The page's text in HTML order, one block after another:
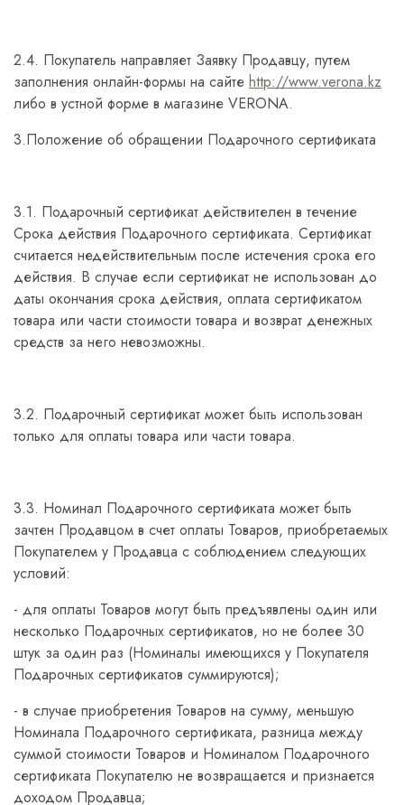
2.4. Покупатель направляет Заявку Продавцу, путем
заполнения онлайн-формы на сайте http://www.verona.kz
либо в устной форме в магазине VERONA.
3.Положение об обращении Подарочного сертификата
3.1. Подарочный сертификат действителен в течение
Срока действия Подарочного сертификата. Сертификат
считается недействительным после истечения срока его
действия. В случае если сертификат не использован до
даты окончания срока действия, оплата сертификатом
товара или части стоимости товара и возврат денежных
средств за него невозможны.
3.2. Подарочный сертификат может быть использован
только для оплаты товара или части товара.
3.3. Номинал Подарочного сертификата может быть
зачтен Продавцом в счет оплаты Товаров, приобретаемых
Покупателем у Продавца с соблюдением следующих
условий:
- для оплаты Товаров могут быть предъявлены один или
несколько Подарочных сертификатов, но не более 30
штук за один раз (Номиналы имеющихся у Покупателя
Подарочных сертификатов суммируются);
- в случае приобретения Товаров на сумму, меньшую
Номинала Подарочного сертификата, разница между
суммой стоимости Товаров и Номиналом Подарочного
сертификата Покупателю не возвращается и признается
доходом Продавца;